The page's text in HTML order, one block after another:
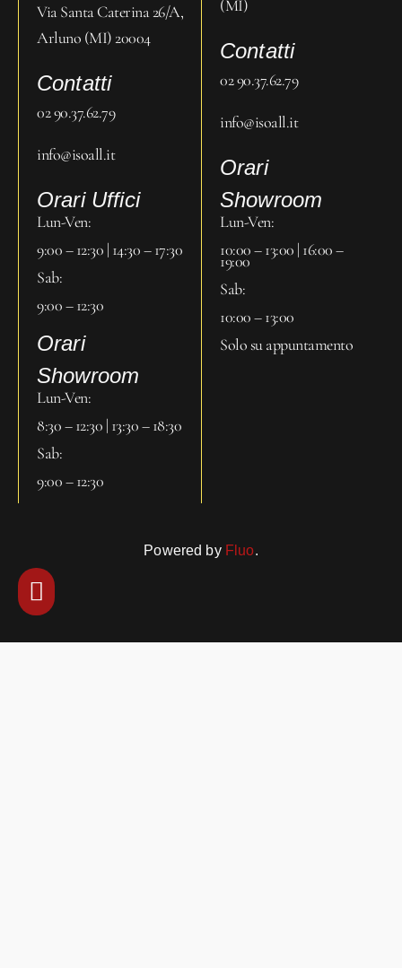
Via Santa Caterina 26/A,
Arluno (MI) 20004
Contatti
02 90.37.62.79
info@isoall.it
Orari Uffici
Lun-Ven:
9:00 – 12:30 | 14:30 – 17:30
Sab:
9:00 – 12:30
Orari
Showroom
Lun-Ven:
8:30 – 12:30 | 13:30 – 18:30
Sab:
9:00 – 12:30
(MI)
Contatti
02 90.37.62.79
info@isoall.it
Orari
Showroom
Lun-Ven:
10:00 – 13:00 | 16:00 –
19:00
Sab:
10:00 – 13:00
Solo su appuntamento
Powered by Fluo.